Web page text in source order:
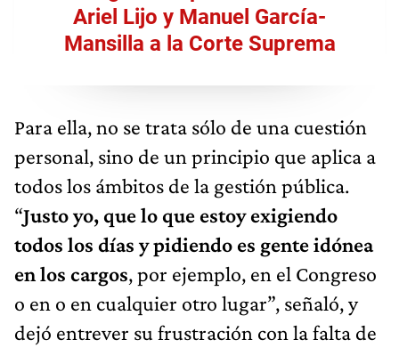
Ariel Lijo y Manuel García-
Mansilla a la Corte Suprema
Para ella, no se trata sólo de una cuestión
personal, sino de un principio que aplica a
todos los ámbitos de la gestión pública.
“Justo yo, que lo que estoy exigiendo
todos los días y pidiendo es gente idónea
en los cargos, por ejemplo, en el Congreso
o en o en cualquier otro lugar”, señaló, y
dejó entrever su frustración con la falta de